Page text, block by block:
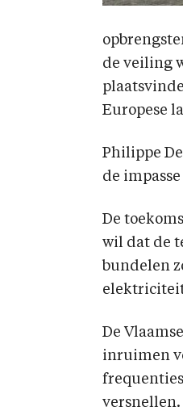
de veiling
Europese
Philippe
de
De
wil dat de
bundelen
De
inruimen
versnellen.